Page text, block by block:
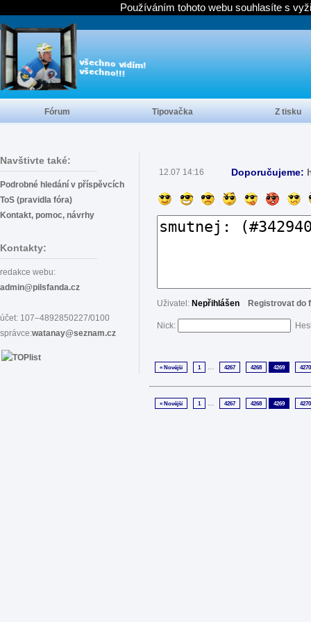
Navštivte také:
Podrobné hledání v příspěvcích
ToS (pravidla fóra)
Kontakt, pomoc, návrhy
Kontakty:
redakce webu:
admin@pilsfanda.cz
účet: 107–4892850227/0100
správce:watanay@seznam.cz
12.07 14:16 Doporučujeme:
Uživatel: Nepřihlášen Registrovat do
Nick:
« Novější 1 ... 4267 4268 4269 4270
« Novější 1 ... 4267 4268 4269 4270
Fórum Tipovačka Z tisku
Používáním tohoto webu souhlasíte s